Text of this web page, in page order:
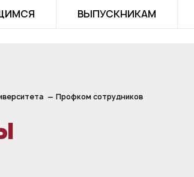
ВЫПУСКНИКАМ
Профком сотрудников